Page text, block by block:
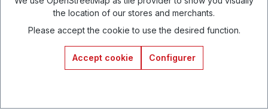
the location of our stores and merchants.
Please accept the cookie to use the desired function.
Accept cookie Configurer